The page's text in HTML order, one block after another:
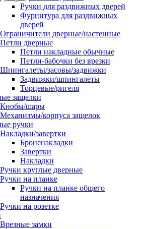
Ручки для раздвижных дверей
Фурнитура для раздвижных
дверей
Ограничители дверные/настенные
Петли дверные
Петли накладные обычные
Петли-бабочки без врезки
Шпингалеты/засовы/задвижки
Задвижки/шпингалеты
Торцевые/ригеля
защелки
Кнобы/шары
Механизмы/корпуса защелок
ручки
Накладки/завертки
Броненакладки
Завертки
Накладки
Ручки круглые дверные
Ручки на планке
Ручки на планке общего
назначения
Ручки на розетке
Врезные замки